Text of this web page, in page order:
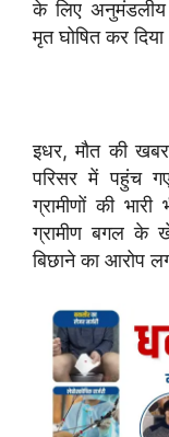
के लिए अनुमंडलीय
मृत घोषित कर
इधर, मौत की
परिसर में पहुंच
ग्रामीणों की
ग्रामीण बगल के
बिछाने का आरोप